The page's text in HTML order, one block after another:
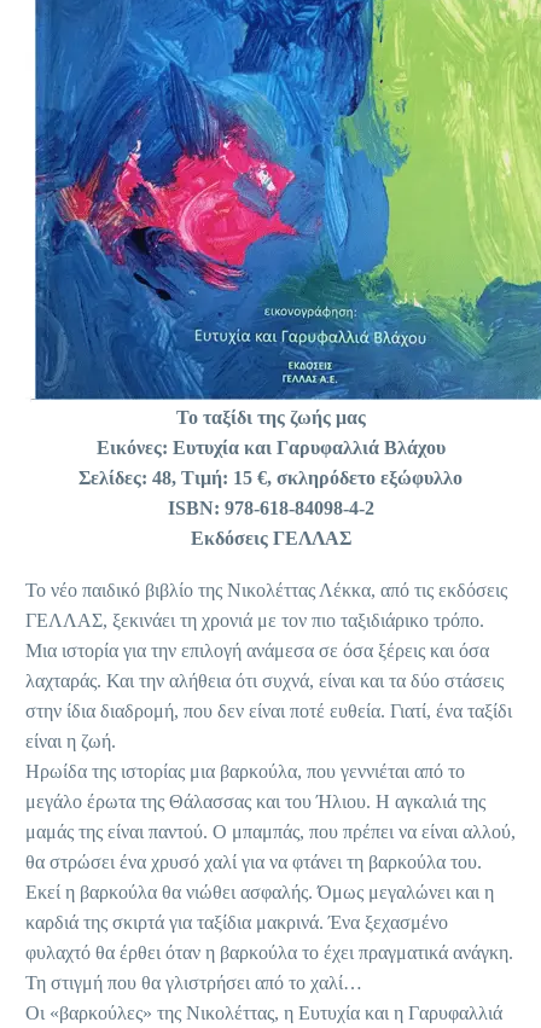
Το ταξίδι της ζωής μας
Εικόνες: Ευτυχία και Γαρυφαλλιά Βλάχου
Σελίδες: 48, Τιμή: 15 €, σκληρόδετο εξώφυλλο
ISBN: 978-618-84098-4-2
Εκδόσεις ΓΕΛΛΑΣ
Το νέο παιδικό βιβλίο της Νικολέττας Λέκκα, από τις εκδόσεις
ΓΕΛΛΑΣ, ξεκινάει τη χρονιά με τον πιο ταξιδιάρικο τρόπο.
Μια ιστορία για την επιλογή ανάμεσα σε όσα ξέρεις και όσα
λαχταράς. Και την αλήθεια ότι συχνά, είναι και τα δύο στάσεις
στην ίδια διαδρομή, που δεν είναι ποτέ ευθεία. Γιατί, ένα ταξίδι
είναι η ζωή.
Ηρωίδα της ιστορίας μια βαρκούλα, που γεννιέται από το
μεγάλο έρωτα της Θάλασσας και του Ήλιου. Η αγκαλιά της
μαμάς της είναι παντού. Ο μπαμπάς, που πρέπει να είναι αλλού,
θα στρώσει ένα χρυσό χαλί για να φτάνει τη βαρκούλα του.
Εκεί η βαρκούλα θα νιώθει ασφαλής. Όμως μεγαλώνει και η
καρδιά της σκιρτά για ταξίδια μακρινά. Ένα ξεχασμένο
φυλαχτό θα έρθει όταν η βαρκούλα το έχει πραγματικά ανάγκη.
Τη στιγμή που θα γλιστρήσει από το χαλί…
Οι «βαρκούλες» της Νικολέττας, η Ευτυχία και η Γαρυφαλλιά